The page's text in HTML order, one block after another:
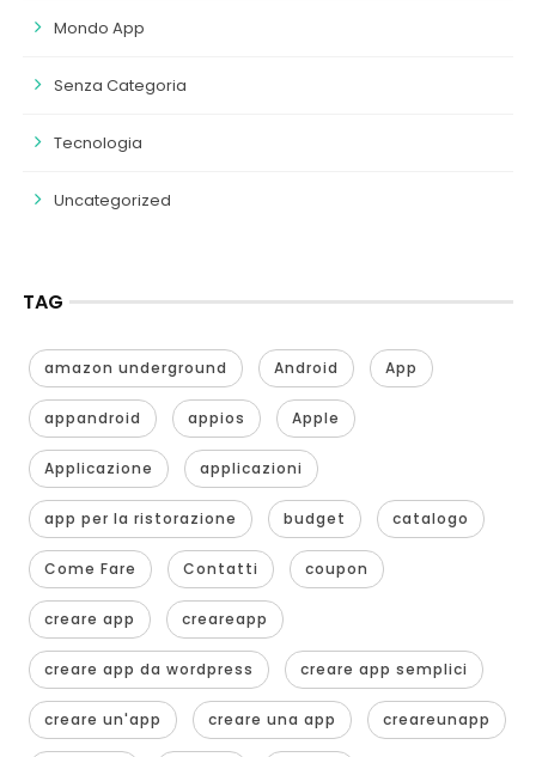
Mondo App
Senza Categoria
Tecnologia
Uncategorized
TAG
amazon underground Android App
appandroid appios Apple
Applicazione applicazioni
app per la ristorazione budget catalogo
Come Fare Contatti coupon
creare app creareapp
creare app da wordpress creare app semplici
creare un'app creare una app creareunapp